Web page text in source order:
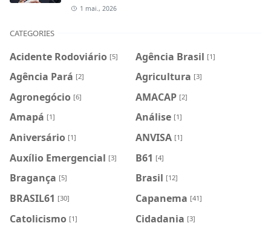
1 mai., 2026
CATEGORIES
Acidente Rodoviário [5] Agência Brasil [1]
Agência Pará [2] Agricultura [3]
Agronegócio [6] AMACAP [2]
Amapá [1] Análise [1]
Aniversário [1] ANVISA [1]
Auxílio Emergencial [3] B61 [4]
Bragança [5] Brasil [12]
BRASIL61 [30] Capanema [41]
Catolicismo [1] Cidadania [3]